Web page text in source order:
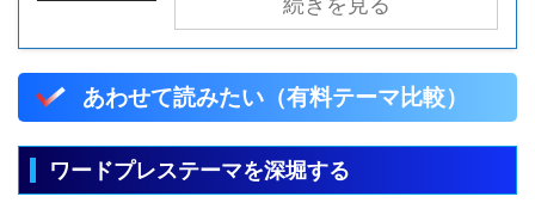
あわせて読みたい（有料テーマ比較）
ワードプレステーマを深堀する